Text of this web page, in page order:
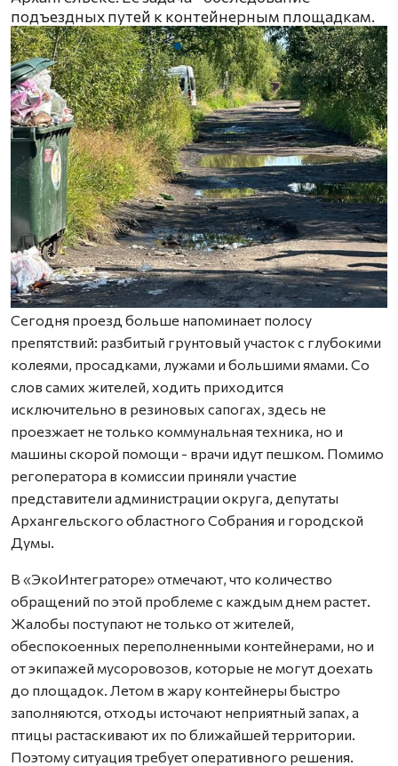
подъездных путей к контейнерным площадкам.
Сегодня проезд больше напоминает полосу
препятствий: разбитый грунтовый участок с глубокими
колеями, просадками, лужами и большими ямами. Со
слов самих жителей, ходить приходится
исключительно в резиновых сапогах, здесь не
проезжает не только коммунальная техника, но и
машины скорой помощи - врачи идут пешком. Помимо
регоператора в комиссии приняли участие
представители администрации округа, депутаты
Архангельского областного Собрания и городской
Думы.
В «ЭкоИнтеграторе» отмечают, что количество
обращений по этой проблеме с каждым днем растет.
Жалобы поступают не только от жителей,
обеспокоенных переполненными контейнерами, но и
от экипажей мусоровозов, которые не могут доехать
до площадок. Летом в жару контейнеры быстро
заполняются, отходы источают неприятный запах, а
птицы растаскивают их по ближайшей территории.
Поэтому ситуация требует оперативного решения.